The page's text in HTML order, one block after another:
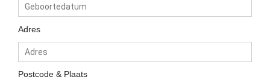
Adres
Postcode & Plaats